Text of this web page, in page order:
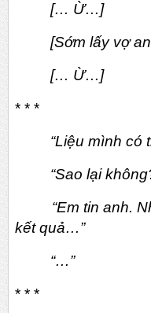
[… Ừ…]
[Sớm lấy vợ
[… Ừ…]
* * *
“Liệu mình có
“Sao lại không?
“Em tin anh.
kết quả…”
“…”
* * *